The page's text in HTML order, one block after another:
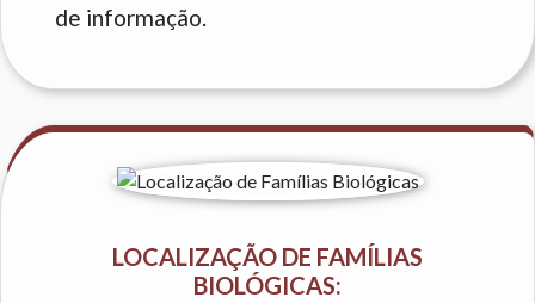
de informação.
LOCALIZAÇÃO DE FAMÍLIAS
BIOLÓGICAS: